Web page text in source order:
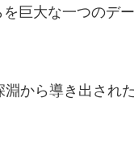
巨大な一つのデ
から導き出され